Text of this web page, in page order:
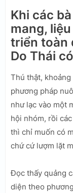
Khi các
mang,
triển toàn
Do Thái
Thú thật,
phương pháp
như lạc vào một
hội nhóm, rồi
thì chỉ muốn có
chứ cứ lượm lặt
Đọc thấy quảng
diện theo